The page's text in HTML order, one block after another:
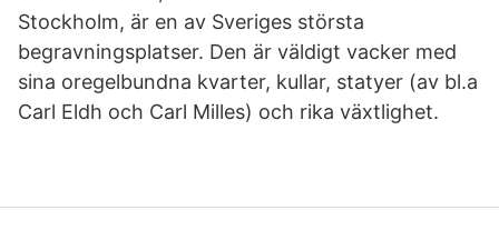
Stockholm, är en av Sveriges största
begravningsplatser. Den är väldigt vacker med
sina oregelbundna kvarter, kullar, statyer (av bl.a
Carl Eldh och Carl Milles) och rika växtlighet.